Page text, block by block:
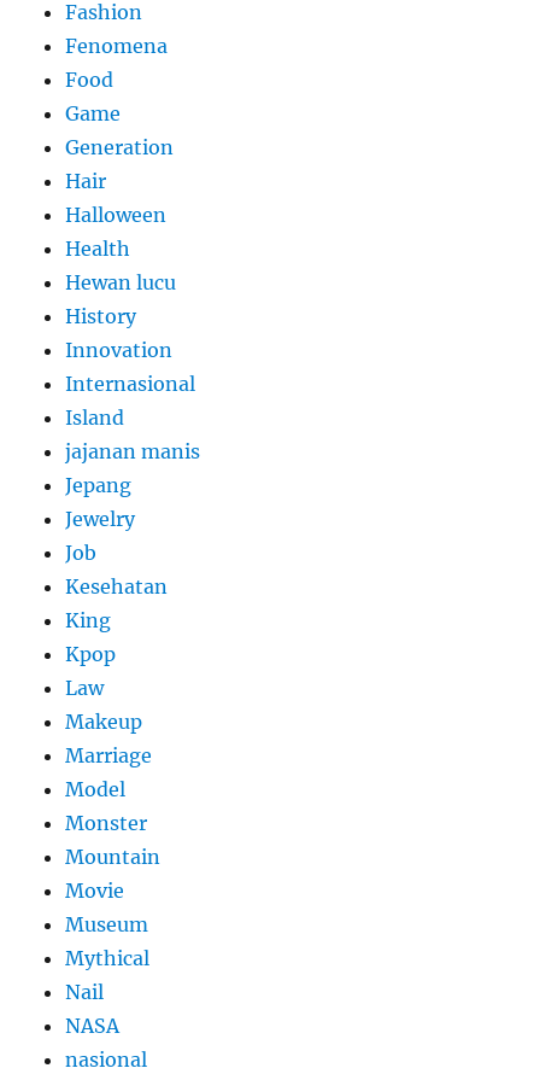
Fashion
Fenomena
Food
Game
Generation
Hair
Halloween
Health
Hewan lucu
History
Innovation
Internasional
Island
jajanan manis
Jepang
Jewelry
Job
Kesehatan
King
Kpop
Law
Makeup
Marriage
Model
Monster
Mountain
Movie
Museum
Mythical
Nail
NASA
nasional